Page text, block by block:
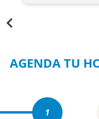
AGENDA TU
1